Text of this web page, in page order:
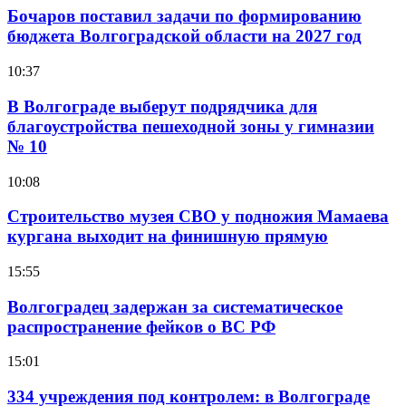
Бочаров поставил задачи по формированию
бюджета Волгоградской области на 2027 год
10:37
В Волгограде выберут подрядчика для
благоустройства пешеходной зоны у гимназии
№ 10
10:08
Строительство музея СВО у подножия Мамаева
кургана выходит на финишную прямую
15:55
Волгоградец задержан за систематическое
распространение фейков о ВС РФ
15:01
334 учреждения под контролем: в Волгограде